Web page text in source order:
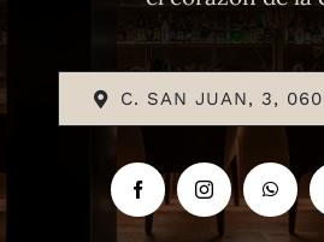
C. SAN JUAN, 3,